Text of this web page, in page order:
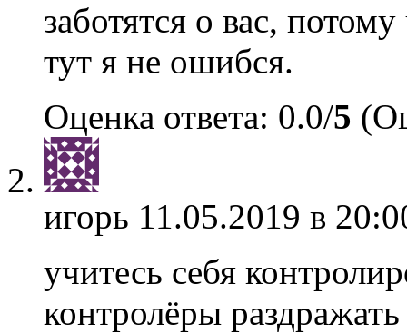
заботятся о вас,
тут я не ошибся.
Оценка ответа: 0.0/5
игорь 11.05.2019 в
учитесь себя
контролёры